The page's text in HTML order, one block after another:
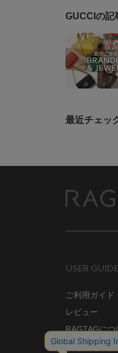
GUCCIの記
最近チェッ
USER GUIDE
ご利用ガイド
レビュー
RAGTAGにつ
ご利用規約